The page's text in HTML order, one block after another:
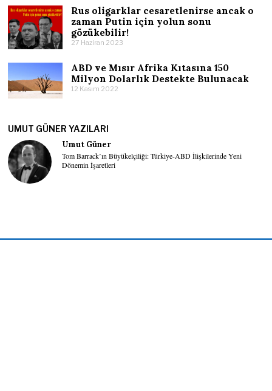
Rus oligarklar cesaretlenirse ancak o
zaman Putin için yolun sonu
gözükebilir!
27 Haziran 2023
ABD ve Mısır Afrika Kıtasına 150
Milyon Dolarlık Destekte Bulunacak
12 Kasım 2022
UMUT GÜNER YAZILARI
Umut Güner
Tom Barrack’ın Büyükelçiliği: Türkiye-ABD İlişkilerinde Yeni
Dönemin İşaretleri